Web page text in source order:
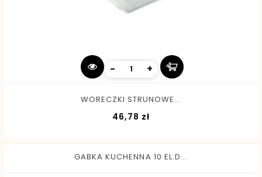
- +
WORECZKI STRUNOWE...
46,78 złCena
GABKA KUCHENNA 10 EL.D...